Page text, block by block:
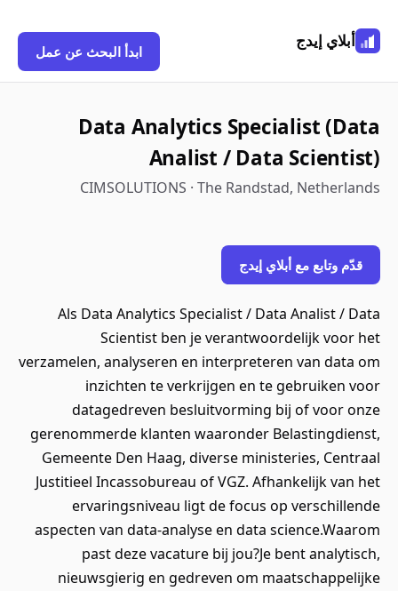
أبلاي إيدج
ابدأ البحث عن عمل
Data Analytics Specialist (Data
Analist / Data Scientist)
CIMSOLUTIONS · The Randstad, Netherlands
قدّم وتابع مع أبلاي إيدج
Als Data Analytics Specialist / Data Analist / Data
Scientist ben je verantwoordelijk voor het
verzamelen, analyseren en interpreteren van data om
inzichten te verkrijgen en te gebruiken voor
datagedreven besluitvorming bij of voor onze
gerenommerde klanten waaronder Belastingdienst,
Gemeente Den Haag, diverse ministeries, Centraal
Justitieel Incassobureau of VGZ. Afhankelijk van het
ervaringsniveau ligt de focus op verschillende
aspecten van data-analyse en data science.Waarom
past deze vacature bij jou?Je bent analytisch,
nieuwsgierig en gedreven om maatschappelijke